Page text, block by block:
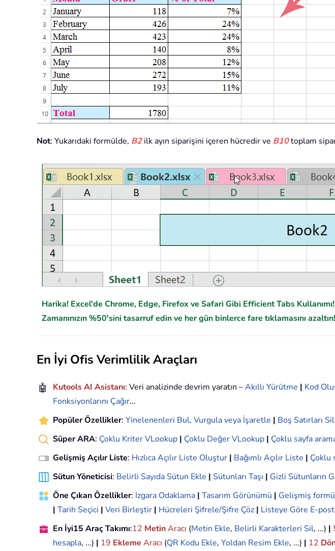
Not: Yukarıdaki formülde, B2ilk ayın siparişini içeren hücredir ve B10toplam
Harika! Excel'de Chrome, Edge, Firefox ve Safari Gibi Efficient Tabs Kullanımı!
Zamanınızın %50'sini tasarruf edin ve her gün binlerce fare tıklamasını azaltın!
En İyi Ofis Verimlilik Araçları
🤖 Kutools AI Asistanı: Veri analizinde devrim yaratın –Akıllı Yürütme | Kod
Fonksiyonlarını Çağır…
Popüler Özellikler: Yinelenenleri Bul, Vurgula veya İşaretle | Boş Satırları Sil
Süper ARA: Çoklu Kriter VLookup | Çoklu Değer VLookup | Çoklu sayfa
Gelişmiş Açılır Liste: Hızlıca Açılır Liste Oluştur | Bağımlı Açılır Liste | Çoklu
Sütun Yöneticisi: Belirli Sayıda Sütun Ekle | Sütunları Taşı | Gizli Sütunların
Öne Çıkan Özellikler: Izgara Odaklama | Tasarım Görünümü | Gelişmiş
| Tarih Seçici | Veri Birleştir | Hücreleri Şifrele/Şifre Çöz | Listeye Göre E-
En İyi15 Araç Takımı:12 MetinAracı (Metin Ekle, Belirli Karakterleri Sil, ...) |
hesapla, ...) | 19 Ekleme Aracı (QR Kodu Ekle, Yoldan Resim Ekle, ...) | 12